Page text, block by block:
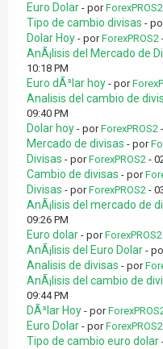
Euro Dolar - porForexPROS2
Tipo de cambio divisas -
Dolar Hoy - porForexPROS2
AnÃ¡lisis del Mercado de
10:18 PM
Euro dÃ³lar hoy - por
Analisis del cambio de
09:40 PM
Dolar hoy - porForexPROS2
Mercado de divisas - por
Divisas - porForexPROS2 -
Cambio de divisas - por
Divisas - porForexPROS2 -
AnÃ¡lisis del mercado de
09:26 PM
Euro dolar - porForexPROS2
AnÃ¡lisis del Euro Dolar -
Analisis de divisas - por
AnÃ¡lisis del cambio de
09:44 PM
DÃ³lar Hoy - por
Euro Dolar - porForexPROS2
Tipo de cambio euro dolar